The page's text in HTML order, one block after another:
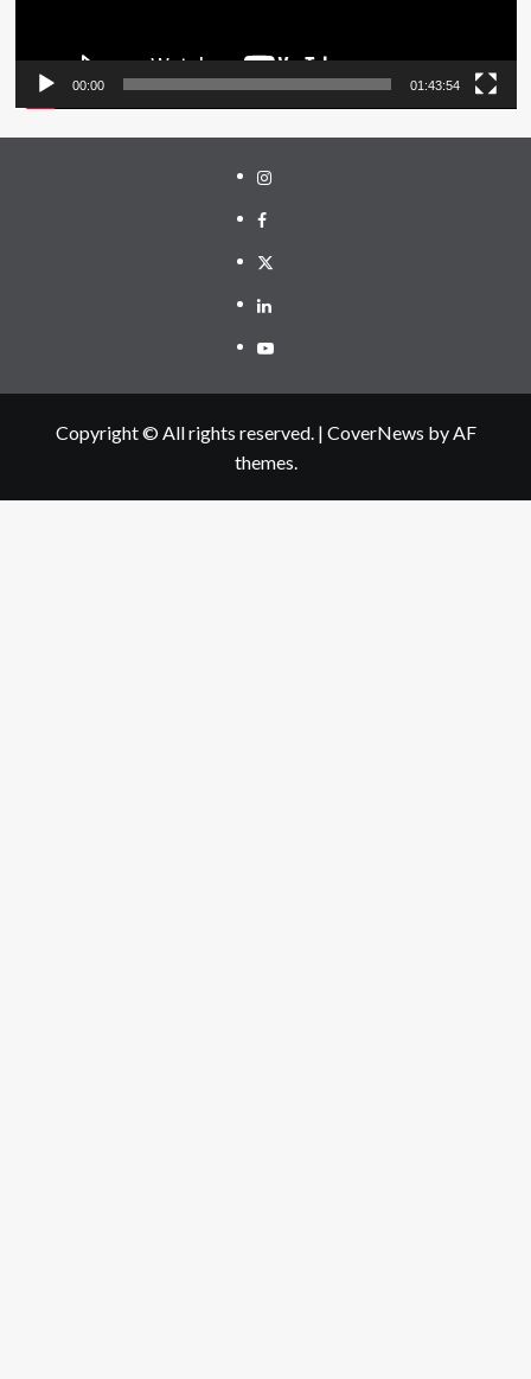
00:00 01:43:54
Instagram
Facebook
Twitter
Linkedin
Youtube
Copyright © All rights reserved. | CoverNews by AF
themes.